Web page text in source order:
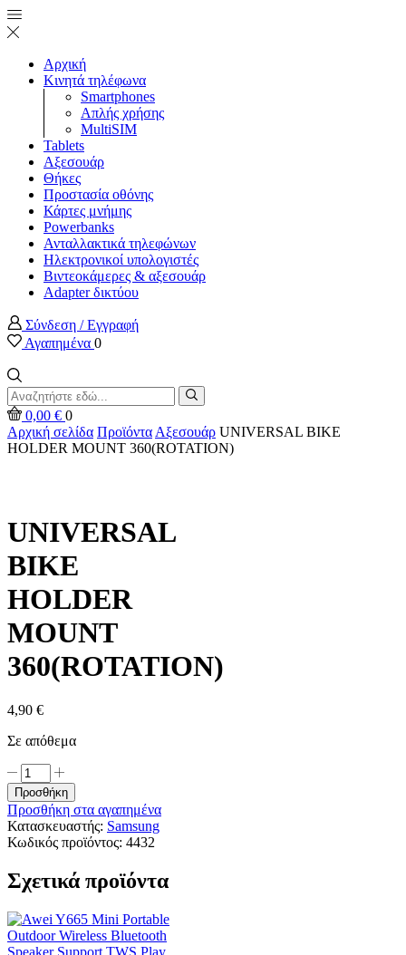
Αρχική
Κινητά τηλέφωνα
Smartphones
Απλής χρήσης
MultiSIM
Tablets
Αξεσουάρ
Θήκες
Προστασία οθόνης
Κάρτες μνήμης
Powerbanks
Ανταλλακτικά τηλεφώνων
Ηλεκτρονικοί υπολογιστές
Βιντεοκάμερες & αξεσουάρ
Adapter δικτύου
Σύνδεση / Εγγραφή
Αγαπημένα 0
Search
input
Αναζήτηση
0,00 € 0
Αρχική σελίδα Προϊόντα Αξεσουάρ UNIVERSAL BIKE
HOLDER MOUNT 360(ROTATION)
UNIVERSAL
BIKE
HOLDER
MOUNT
360(ROTATION)
4,90 €
Σε απόθεμα
UNIVERSAL
BIKE
HOLDER
MOUNT
360(ROTATION)
ποσότητα
Προσθήκη
Προσθήκη στα αγαπημένα
Κατασκευαστής: Samsung
Κωδικός προϊόντος: 4432
Σχετικά προϊόντα